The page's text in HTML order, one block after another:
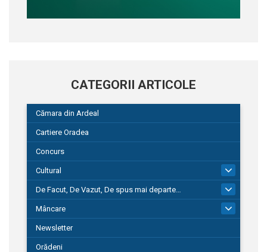
CATEGORII ARTICOLE
Cămara din Ardeal
Cartiere Oradea
Concurs
Cultural
De Facut, De Vazut, De spus mai departe…
580
Mâncare
Newsletter
Orădeni